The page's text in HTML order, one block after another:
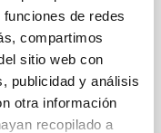
de redes
compartimos
sitio web con
publicidad y análisis
otra información
recopilado a